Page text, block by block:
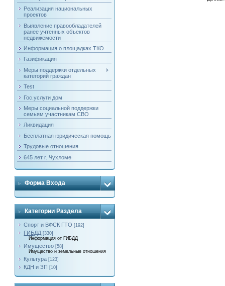
Реализация национальных
проектов
Выявление правообладателей
ранее учтенных объектов
недвижемости
Информация о площадках ТКО
Газификация
Меры поддержки отдельных
категорий граждан
Test
Гос.услуги дом
Меры социальной поддержки
семьям участникам СВО
Ликвидация
Бесплатная юридическая помощь
Трудовые отношения
645 лет г. Чухломе
Форма Входа
Категории Раздела
Спорт и ВФСК ГТО [192]
ГИБДД [330]
Информация от ГИБДД
Имущество [58]
Имущество и земельные отношения
Культура [123]
КДН и ЗП [10]